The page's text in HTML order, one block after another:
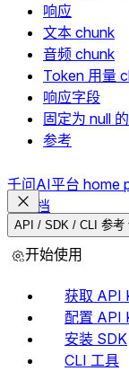
响应
文本 chunk
音频 chunk
Token 用量
响应字段
固定为 null
参考
千问AI平台 home
文档
API / SDK / CLI 参考
开始使用
获取 API
配置 API
安装 SDK
CLI 工具